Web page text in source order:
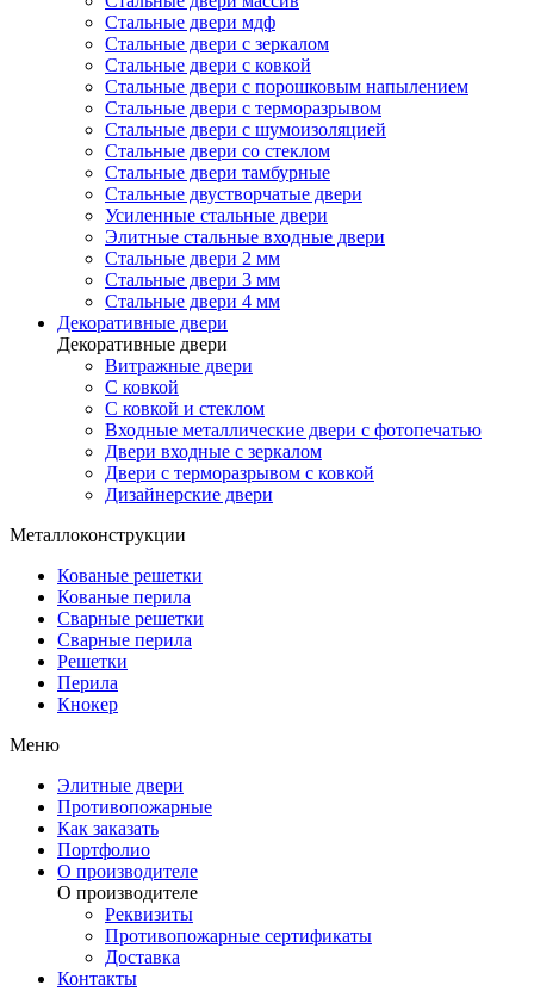
Стальные двери мдф
Стальные двери с зеркалом
Стальные двери с ковкой
Стальные двери с порошковым напылением
Стальные двери с терморазрывом
Стальные двери с шумоизоляцией
Стальные двери со стеклом
Стальные двери тамбурные
Стальные двустворчатые двери
Усиленные стальные двери
Элитные стальные входные двери
Стальные двери 2 мм
Стальные двери 3 мм
Стальные двери 4 мм
Декоративные двери
Декоративные двери
Витражные двери
С ковкой
С ковкой и стеклом
Входные металлические двери с фотопечатью
Двери входные с зеркалом
Двери с терморазрывом с ковкой
Дизайнерские двери
Металлоконструкции
Кованые решетки
Кованые перила
Сварные решетки
Сварные перила
Решетки
Перила
Кнокер
Меню
Элитные двери
Противопожарные
Как заказать
Портфолио
О производителе
О производителе
Реквизиты
Противопожарные сертификаты
Доставка
Контакты